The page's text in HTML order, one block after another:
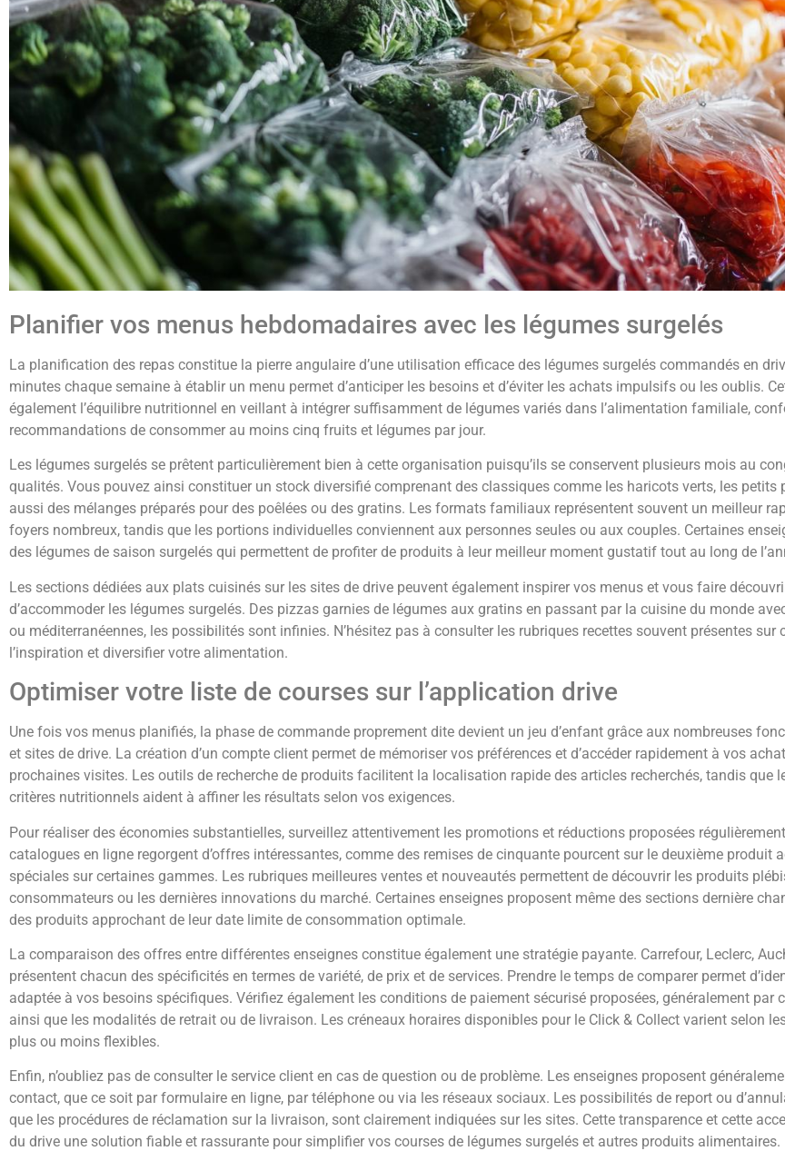
Planifier vos menus hebdomadaires avec les légumes surgelés
La planification des repas constitue la pierre angulaire d’une utilisation efficace des légumes surgelés commandés en
minutes chaque semaine à établir un menu permet d’anticiper les besoins et d’éviter les achats impulsifs ou les oublis.
également l’équilibre nutritionnel en veillant à intégrer suffisamment de légumes variés dans l’alimentation familiale,
recommandations de consommer au moins cinq fruits et légumes par jour.
Les légumes surgelés se prêtent particulièrement bien à cette organisation puisqu’ils se conservent plusieurs mois au
qualités. Vous pouvez ainsi constituer un stock diversifié comprenant des classiques comme les haricots verts, les petits
aussi des mélanges préparés pour des poêlées ou des gratins. Les formats familiaux représentent souvent un meilleur
foyers nombreux, tandis que les portions individuelles conviennent aux personnes seules ou aux couples. Certaines
des légumes de saison surgelés qui permettent de profiter de produits à leur meilleur moment gustatif tout au long de
Les sections dédiées aux plats cuisinés sur les sites de drive peuvent également inspirer vos menus et vous faire
d’accommoder les légumes surgelés. Des pizzas garnies de légumes aux gratins en passant par la cuisine du monde
ou méditerranéennes, les possibilités sont infinies. N’hésitez pas à consulter les rubriques recettes souvent présentes
l’inspiration et diversifier votre alimentation.
Optimiser votre liste de courses sur l’application drive
Une fois vos menus planifiés, la phase de commande proprement dite devient un jeu d’enfant grâce aux nombreuses
et sites de drive. La création d’un compte client permet de mémoriser vos préférences et d’accéder rapidement à vos
prochaines visites. Les outils de recherche de produits facilitent la localisation rapide des articles recherchés, tandis que
critères nutritionnels aident à affiner les résultats selon vos exigences.
Pour réaliser des économies substantielles, surveillez attentivement les promotions et réductions proposées
catalogues en ligne regorgent d’offres intéressantes, comme des remises de cinquante pourcent sur le deuxième produit
spéciales sur certaines gammes. Les rubriques meilleures ventes et nouveautés permettent de découvrir les produits
consommateurs ou les dernières innovations du marché. Certaines enseignes proposent même des sections dernière
des produits approchant de leur date limite de consommation optimale.
La comparaison des offres entre différentes enseignes constitue également une stratégie payante. Carrefour, Leclerc,
présentent chacun des spécificités en termes de variété, de prix et de services. Prendre le temps de comparer permet
adaptée à vos besoins spécifiques. Vérifiez également les conditions de paiement sécurisé proposées, généralement par
ainsi que les modalités de retrait ou de livraison. Les créneaux horaires disponibles pour le Click & Collect varient selon
plus ou moins flexibles.
Enfin, n’oubliez pas de consulter le service client en cas de question ou de problème. Les enseignes proposent
contact, que ce soit par formulaire en ligne, par téléphone ou via les réseaux sociaux. Les possibilités de report ou
que les procédures de réclamation sur la livraison, sont clairement indiquées sur les sites. Cette transparence et cette
du drive une solution fiable et rassurante pour simplifier vos courses de légumes surgelés et autres produits alimentaires.